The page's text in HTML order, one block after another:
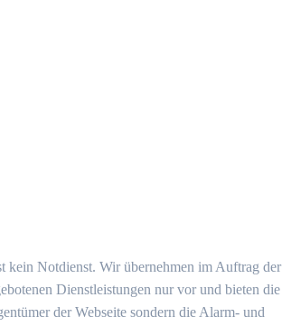
kein Notdienst. Wir übernehmen im Auftrag der
Dienstleistungen nur vor und bieten die
der Webseite sondern die Alarm- und